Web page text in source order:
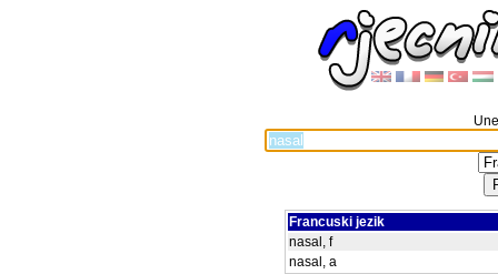
Francuski jezik
nasal, f
nasal, a